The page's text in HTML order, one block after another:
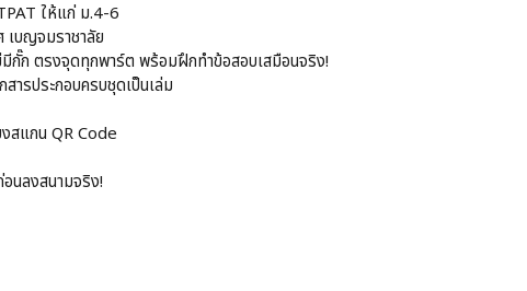
ให้แก่ ม.4-6
เบญจมราชาลัย
มีกั๊ก ตรงจุดทุกพาร์ต พร้อมฝึกทำข้อสอบเสมือนจริง!
ารประกอบครบชุดเป็นเล่ม
สแกน QR Code
นลงสนามจริง!